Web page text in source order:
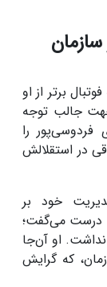
برتر از او
جهت جالب توجه
را
در استقلالش
خود بر
درست می‌گفت؛
نداشت. او آن‌جا
که گرایش